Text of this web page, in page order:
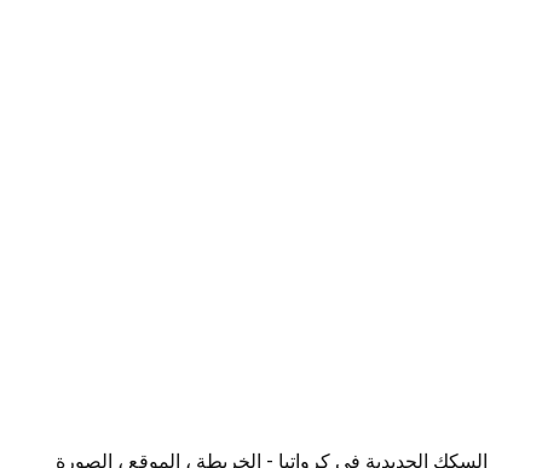
السكك الحديدية في كرواتيا - الخريطة ، الموقع ، الصورة